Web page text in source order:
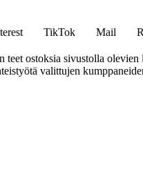
TikTok Mail
teet ostoksia sivustolla
valittujen